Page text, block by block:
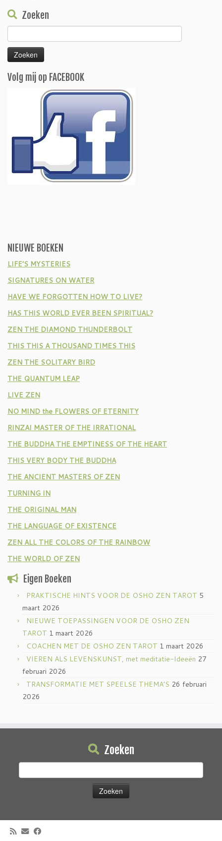
Zoeken
naar:
Volg mij op FACEBOOK
NIEUWE BOEKEN
LIFE’S MYSTERIES
SIGNATURES ON WATER
HAVE WE FORGOTTEN HOW TO LIVE?
HAS THIS WORLD EVER BEEN SPIRITUAL?
ZEN THE DIAMOND THUNDERBOLT
THIS THIS A THOUSAND TIMES THIS
ZEN THE SOLITARY BIRD
THE QUANTUM LEAP
LIVE ZEN
NO MIND the FLOWERS OF ETERNITY
RINZAI MASTER OF THE IRRATIONAL
THE BUDDHA THE EMPTINESS OF THE HEART
THIS VERY BODY THE BUDDHA
THE ANCIENT MASTERS OF ZEN
TURNING IN
THE ORIGINAL MAN
THE LANGUAGE OF EXISTENCE
ZEN ALL THE COLORS OF THE RAINBOW
THE WORLD OF ZEN
Eigen Boeken
PRAKTISCHE HINTS VOOR DE OSHO ZEN TAROT 5
maart 2026
NIEUWE TOEPASSINGEN VOOR DE OSHO ZEN
TAROT 1 maart 2026
COACHEN MET DE OSHO ZEN TAROT 1 maart 2026
VIEREN ALS LEVENSKUNST, met meditatie-Ideeën 27
februari 2026
TRANSFORMATIE MET SPEELSE THEMA’S 26 februari
2026
Zoeken